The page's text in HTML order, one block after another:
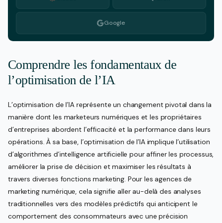
Google
Comprendre les fondamentaux de
l’optimisation de l’IA
L’optimisation de l’IA représente un changement pivotal dans la
manière dont les marketeurs numériques et les propriétaires
d’entreprises abordent l’efficacité et la performance dans leurs
opérations. À sa base, l’optimisation de l’IA implique l’utilisation
d’algorithmes d’intelligence artificielle pour affiner les processus,
améliorer la prise de décision et maximiser les résultats à
travers diverses fonctions marketing. Pour les agences de
marketing numérique, cela signifie aller au-delà des analyses
traditionnelles vers des modèles prédictifs qui anticipent le
comportement des consommateurs avec une précision